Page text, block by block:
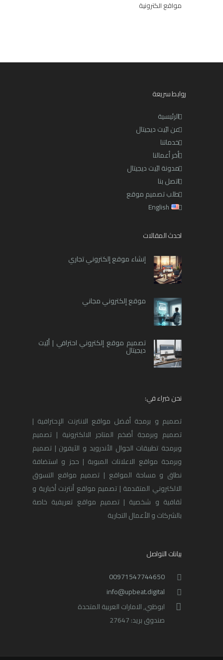
مواقع الكترونية
روابط سريعة
الرئيسية
عن ابّيت ديجيتال
خدماتنا
أخر أعمالنا
مدونة ابّيت ديجيتال
اتصل بنا
طلب تصميم موقع
English
احدث المقالات
إنشاء موقع إلكتروني تجاري
موقع إلكتروني مجاني
تصميم موقع إلكتروني احترافي | أبّيت
ديجيتال
نحن خبراء في:
تصميم و برمجة أفضل مواقع الانترنت الإحترافية |
تصميم وبرمجة أضخم المتاجر الالكترونية | تصميم
وبرمجة تطبيقات الجوال الأندرويد و الآيفون | تصميم
وبرمجة مواقع الاعلانات المبوبة | حجز و استضافة
نطاق و مساحة المواقع | تصميم مواقع التسوق
الالكتروني المتقدمة | تصميم مواقع أنترنت أخبارية و
ثقافية و شخصية | تصميم مواقع تعريفية خاصة
بالشركات و الأعمال التجارية
بيانات التواصل
00971547744650
info@upbeat.digital
ابوظبي, الامارات العربية المتحدة
صندوق بريد: 27647